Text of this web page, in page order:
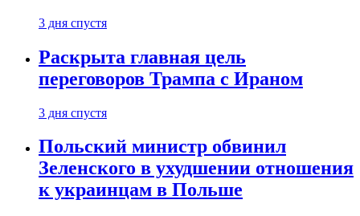
3 дня спустя
Раскрыта главная цель
переговоров Трампа с Ираном
3 дня спустя
Польский министр обвинил
Зеленского в ухудшении отношения
к украинцам в Польше